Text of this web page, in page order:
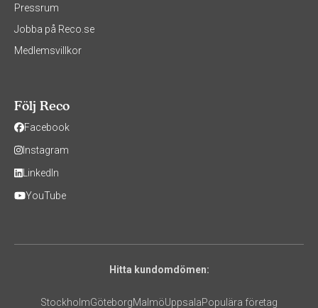
Pressrum
Jobba på Reco.se
Medlemsvillkor
Följ Reco
Facebook
Instagram
LinkedIn
YouTube
Hitta kundomdömen:
StockholmGöteborgMalmöUppsalaPopulära företag